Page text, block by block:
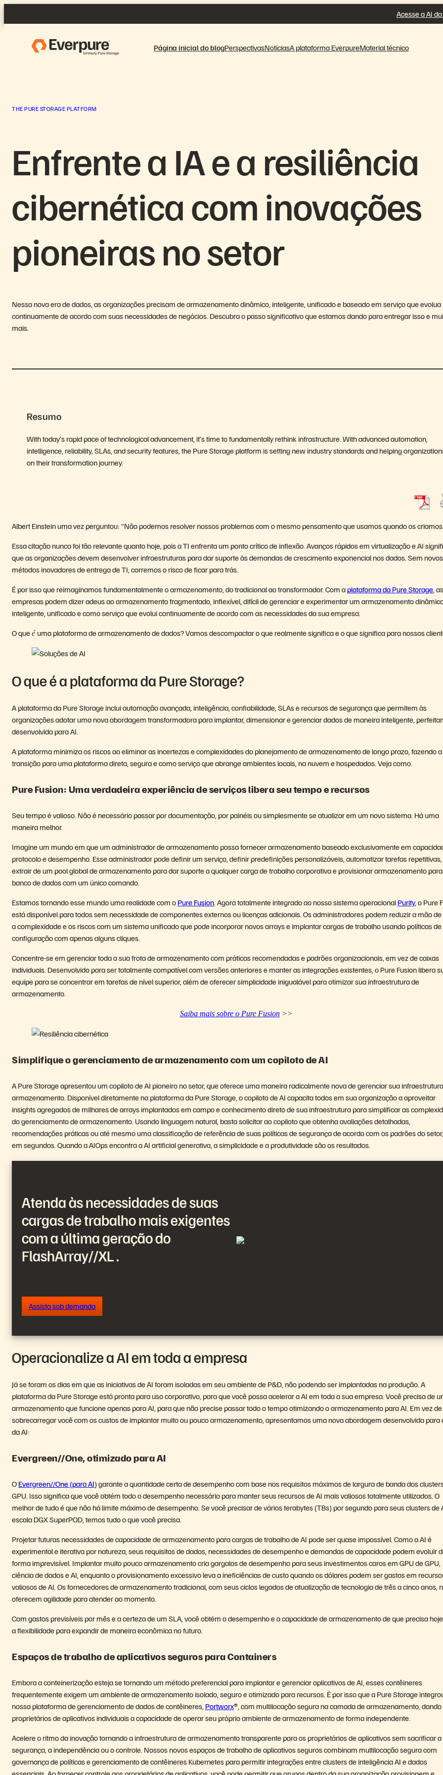
para
conteúdo
Acesse a AI
Página inicial do blogPerspectivasNotíciasA plataforma EverpureMaterial técnico
THE PURE STORAGE PLATFORM
Enfrente a IA e a resiliência
cibernética com inovações
pioneiras no setor
Nessa nova era de dados, as organizações precisam de armazenamento dinâmico, inteligente, unificado e baseado em serviço que evolua
continuamente de acordo com suas necessidades de negócios. Descubra o passo significativo que estamos dando para entregar isso e
mais.
Resumo
With today’s rapid pace of technological advancement, it’s time to fundamentally rethink infrastructure. With advanced automation,
intelligence, reliability, SLAs, and security features, the Pure Storage platform is setting new industry standards and helping
on their transformation journey.
Albert Einstein uma vez perguntou: “Não podemos resolver nossos problemas com o mesmo pensamento que usamos quando os
Essa citação nunca foi tão relevante quanto hoje, pois a TI enfrenta um ponto crítico de inflexão. Avanços rápidos em virtualização e AI
que as organizações devem desenvolver infraestruturas para dar suporte às demandas de crescimento exponencial nos dados. Sem novos
métodos inovadores de entrega de TI, corremos o risco de ficar para trás.
É por isso que reimaginamos fundamentalmente o armazenamento, do tradicional ao transformador. Com a plataforma da Pure Storage , as
empresas podem dizer adeus ao armazenamento fragmentado, inflexível, difícil de gerenciar e experimentar um armazenamento
inteligente, unificado e como serviço que evolui continuamente de acordo com as necessidades da sua empresa.
O queéuma plataforma de armazenamento de dados? Vamos descompactar o que realmente significa e o que significa para nossos
O que é a plataforma da Pure Storage?
A plataforma da Pure Storage inclui automação avançada, inteligência, confiabilidade, SLAs e recursos de segurança que permitem às
organizações adotar uma nova abordagem transformadora para implantar, dimensionar e gerenciar dados de maneira inteligente,
desenvolvida para AI.
A plataforma minimiza os riscos ao eliminar as incertezas e complexidades do planejamento de armazenamento de longo prazo, fazendo a
transição para uma plataforma direta, segura e como serviço que abrange ambientes locais, na nuvem e hospedados. Veja como.
Pure Fusion: Uma verdadeira experiência de serviços libera seu tempo e recursos
Seu tempo é valioso. Não é necessário passar por documentação, por painéis ou simplesmente se atualizar em um novo sistema. Há uma
maneira melhor.
Imagine um mundo em que um administrador de armazenamento possa fornecer armazenamento baseado exclusivamente em
protocolo e desempenho. Esse administrador pode definir um serviço, definir predefinições personalizáveis, automatizar tarefas repetitivas,
extrair de um pool global de armazenamento para dar suporte a qualquer carga de trabalho corporativa e provisionar armazenamento
banco de dados com um único comando.
Estamos tornando esse mundo uma realidade com o Pure Fusion. Agora totalmente integrado ao nosso sistema operacional Purity, o Pure
está disponível para todos sem necessidade de componentes externos ou licenças adicionais. Os administradores podem reduzir a mão de
a complexidade e os riscos com um sistema unificado que pode incorporar novos arrays e implantar cargas de trabalho usando políticas de
configuração com apenas alguns cliques.
Concentre-se em gerenciar toda a sua frota de armazenamento com práticas recomendadas e padrões organizacionais, em vez de caixas
individuais. Desenvolvido para ser totalmente compatível com versões anteriores e manter as integrações existentes, o Pure Fusion libera
equipe para se concentrar em tarefas de nível superior, além de oferecer simplicidade inigualável para otimizar sua infraestrutura de
armazenamento.
Saiba mais sobre o Pure Fusion>>
Simplifique o gerenciamento de armazenamento com um copiloto de AI
A Pure Storage apresentou um copiloto de AI pioneiro no setor, que oferece uma maneira radicalmente nova de gerenciar sua
armazenamento. Disponível diretamente na plataforma da Pure Storage, o copiloto de AI capacita todos em sua organização a aproveitar
insights agregados de milhares de arrays implantados em campo e conhecimento direto de sua infraestrutura para simplificar as
do gerenciamento de armazenamento. Usando linguagem natural, basta solicitar ao copiloto que obtenha avaliações detalhadas,
recomendações práticas ou até mesmo uma classificação de referência de suas políticas de segurança de acordo com os padrões do
em segundos. Quando a AIOps encontra a AI artificial generativa, a simplicidade e a produtividade são os resultados.
Atenda às necessidades de suas
cargas de trabalho mais exigentes
com a última geração do
FlashArray//XL .
Assista sob demanda
Operacionalize a AI em toda a empresa
Já se foram os dias em que as iniciativas de AI foram isoladas em seu ambiente de P&D, não podendo ser implantadas na produção. A
plataforma da Pure Storage está pronta para uso corporativo, para que você possa acelerar a AI em toda a sua empresa. Você precisa de
armazenamento que funcione apenas para AI, para que não precise passar todo o tempo otimizando o armazenamento para AI. Em vez de
sobrecarregar você com os custos de implantar muito ou pouco armazenamento, apresentamos uma nova abordagem desenvolvida para
da AI:
Evergreen//One, otimizado para AI
O Evergreen//One (para AI) garante a quantidade certa de desempenho com base nos requisitos máximos de largura de banda dos
GPU. Isso significa que você obtém todo o desempenho necessário para manter seus recursos de AI mais valiosos totalmente utilizados. O
melhor de tudo é que não há limite máximo de desempenho. Se você precisar de vários terabytes (TBs) por segundo para seus clusters de
escala DGX SuperPOD, temos tudo o que você precisa.
Projetar futuras necessidades de capacidade de armazenamento para cargas de trabalho de AI pode ser quase impossível. Como a AI é
experimental e iterativa por natureza, seus requisitos de dados, necessidades de desempenho e demandas de capacidade podem evoluir
forma imprevisível. Implantar muito pouco armazenamento cria gargalos de desempenho para seus investimentos caros em GPU de GPU,
ciência de dados e AI, enquanto o provisionamento excessivo leva a ineficiências de custo quando os dólares podem ser gastos em
valiosos de AI. Os fornecedores de armazenamento tradicional, com seus ciclos legados de atualização de tecnologia de três a cinco anos,
oferecem agilidade para atender ao momento.
Com gastos previsíveis por mês e a certeza de um SLA, você obtém o desempenho e a capacidade de armazenamento de que precisa
a flexibilidade para expandir de maneira econômica no futuro.
Espaços de trabalho de aplicativos seguros para Containers
Embora a conteinerização esteja se tornando um método preferencial para implantar e gerenciar aplicativos de AI, esses contêineres
frequentemente exigem um ambiente de armazenamento isolado, seguro e otimizado para recursos. É por isso que a Pure Storage
nossa plataforma de gerenciamento de dados de contêineres, Portworx®, com multilocação segura na camada de armazenamento, dando
proprietários de aplicativos individuais a capacidade de operar seu próprio ambiente de armazenamento de forma independente.
Acelere o ritmo da inovação tornando a infraestrutura de armazenamento transparente para os proprietários de aplicativos sem sacrificar a
segurança, a independência ou o controle. Nossos novos espaços de trabalho de aplicativos seguros combinam multilocação segura com
governança de políticas e gerenciamento de contêineres Kubernetes para permitir integrações entre clusters de inteligência AI e dados